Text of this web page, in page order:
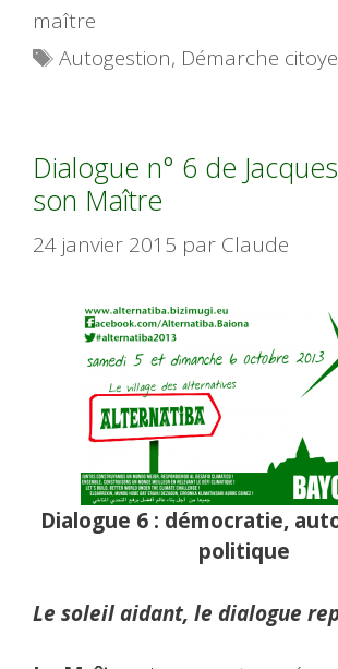
maître
Étiquettes
Autogestion, Démarche
Dialogue n° 6 de
son Maître
24 janvier 2015 par Claude
Dialogue 6 : démocratie,
politique
Le soleil aidant, le dialogue